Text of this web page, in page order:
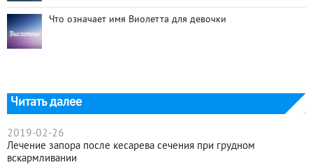
Что означает имя Виолетта для девочки
Читать далее
2019-02-26
Лечение запора после кесарева сечения при грудном
вскармливании